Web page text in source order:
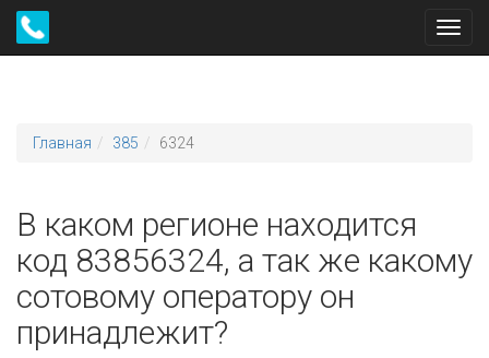
Главная 385 6324
В каком регионе находится
код 83856324, а так же какому
сотовому оператору он
принадлежит?